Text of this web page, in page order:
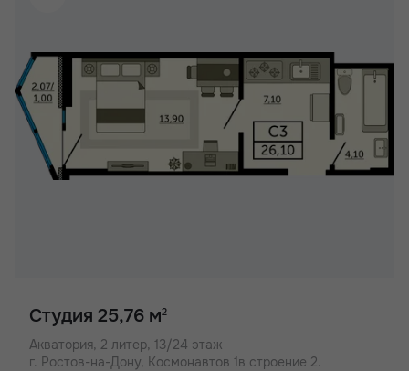
Студия 25,76 м2
Акватория, 2 литер, 13/24 этаж
г. Ростов-на-Дону, Космонавтов 1в строение 2.